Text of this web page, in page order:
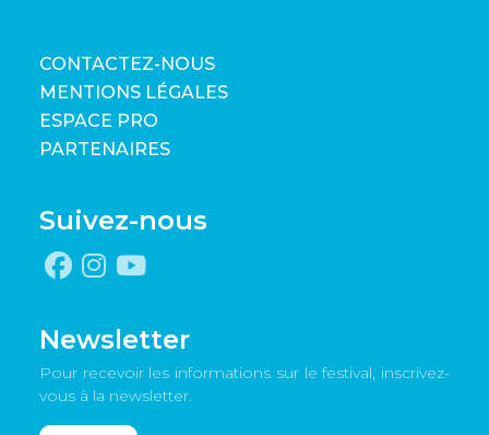
CONTACTEZ-NOUS
MENTIONS LÉGALES
ESPACE PRO
PARTENAIRES
Suivez-nous
Newsletter
Pour recevoir les informations sur le festival, inscrivez-
vous à la newsletter.